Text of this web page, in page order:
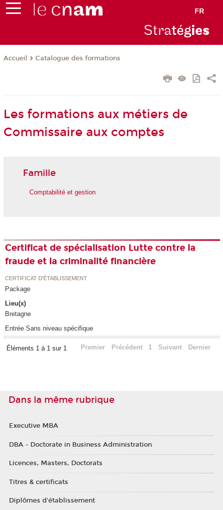
FR
Stratégies
Accueil Catalogue des formations
Les formations aux métiers de
Commissaire aux comptes
Famille
Comptabilité et gestion
Certificat de spécialisation Lutte contre la
fraude et la criminalité financière
CERTIFICAT D'ÉTABLISSEMENT
Package
Lieu(x)
Bretagne
Entrée Sans niveau spécifique
Éléments 1 à 1 sur 1 Premier Précédent 1 Suivant Dernier
Dans la même rubrique
Executive MBA
DBA - Doctorate in Business Administration
Licences, Masters, Doctorats
Titres & certificats
Diplômes d'établissement